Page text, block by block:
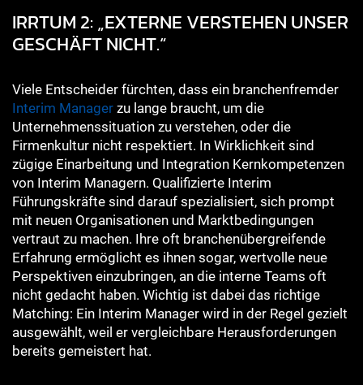
IRRTUM 2: „EXTERNE VERSTEHEN UNSER
GESCHÄFT NICHT.“
Viele Entscheider fürchten, dass ein branchenfremder
Interim Manager zu lange braucht, um die
Unternehmenssituation zu verstehen, oder die
Firmenkultur nicht respektiert. In Wirklichkeit sind
zügige Einarbeitung und Integration Kernkompetenzen
von Interim Managern. Qualifizierte Interim
Führungskräfte sind darauf spezialisiert, sich prompt
mit neuen Organisationen und Marktbedingungen
vertraut zu machen. Ihre oft branchenübergreifende
Erfahrung ermöglicht es ihnen sogar, wertvolle neue
Perspektiven einzubringen, an die interne Teams oft
nicht gedacht haben. Wichtig ist dabei das richtige
Matching: Ein Interim Manager wird in der Regel gezielt
ausgewählt, weil er vergleichbare Herausforderungen
bereits gemeistert hat.